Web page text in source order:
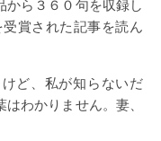
ら３６０句を収録し
賞された記事を読ん
ど、私が知らないだ
わかりません。妻、